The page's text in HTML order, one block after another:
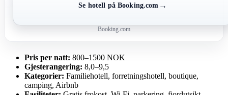
Se hotell på Booking.com →
Booking.com
Pris per natt: 800–1500 NOK
Gjesterangering: 8,0–9,5
Kategorier: Familiehotell, forretningshotell, boutique,
camping, Airbnb